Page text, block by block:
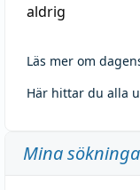
aldrig
Läs mer om
Här hittar du alla
Mina